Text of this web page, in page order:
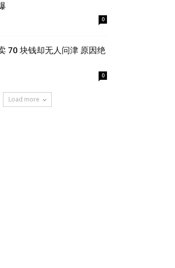
0
70 块钱却无人问津 原因绝
0
Load more